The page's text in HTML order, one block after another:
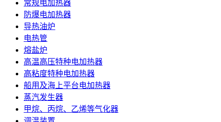
常规电加热器
防爆电加热器
导热油炉
电热管
熔盐炉
高温高压特种电加热器
高粘度特种电加热器
船用及海上平台电加热器
蒸汽发生器
甲烷、丙烷、乙烯等气化器